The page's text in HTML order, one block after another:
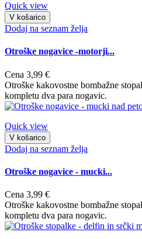
Quick view
V košarico
Dodaj na seznam želja
Otroške nogavice -motorji...
Cena 3,99 €
Otroške kakovostne bombažne
kompletu dva para nogavic.
Quick view
V košarico
Dodaj na seznam želja
Otroške nogavice - mucki...
Cena 3,99 €
Otroške kakovostne bombažne
kompletu dva para nogavic.